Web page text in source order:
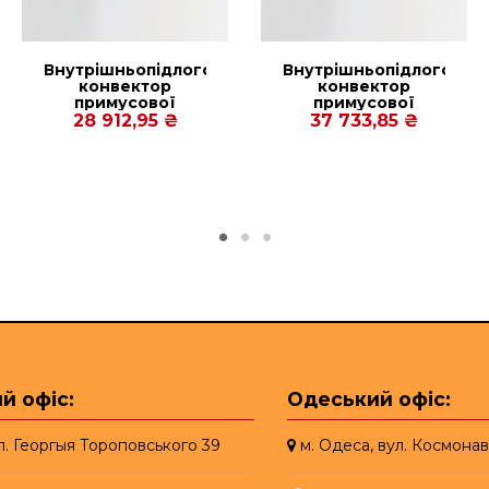
Внутрішньопідлоговий
конвектор
примусової
конвекції Polvax
KV.PREMIUM.300.1500.90
28 912,95 ₴
Внутрішньопідлоговий
конвектор
примусової
конвекції Polvax
KV.PREMIUM.300.2250.90
37 733,85 ₴
офіс:
Георгыя Тороповського 39
Одеський офіс:
м. Одеса, вул.